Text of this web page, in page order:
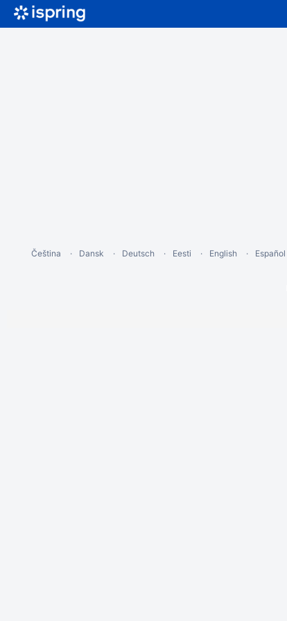
Čeština Dansk Deutsch Eesti English Español